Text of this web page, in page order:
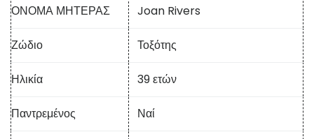
ΟΝΟΜΑ ΜΗΤΕΡΑΣ Joan Rivers
Ζώδιο Τοξότης
Ηλικία 39 ετών
Παντρεμένος Ναί